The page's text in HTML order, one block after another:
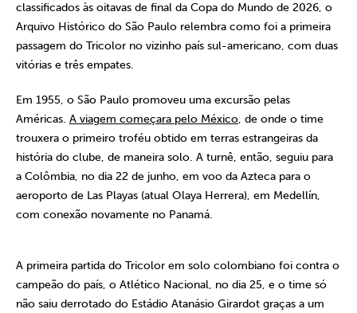
classificados às oitavas de final da Copa do Mundo de 2026, o
Arquivo Histórico do São Paulo relembra como foi a primeira
passagem do Tricolor no vizinho país sul-americano, com duas
vitórias e três empates.
Em 1955, o São Paulo promoveu uma excursão pelas
Américas. A viagem começara pelo México, de onde o time
trouxera o primeiro troféu obtido em terras estrangeiras da
história do clube, de maneira solo. A turnê, então, seguiu para
a Colômbia, no dia 22 de junho, em voo da Azteca para o
aeroporto de Las Playas (atual Olaya Herrera), em Medellín,
com conexão novamente no Panamá.
A primeira partida do Tricolor em solo colombiano foi contra o
campeão do país, o Atlético Nacional, no dia 25, e o time só
não saiu derrotado do Estádio Atanásio Girardot graças a um